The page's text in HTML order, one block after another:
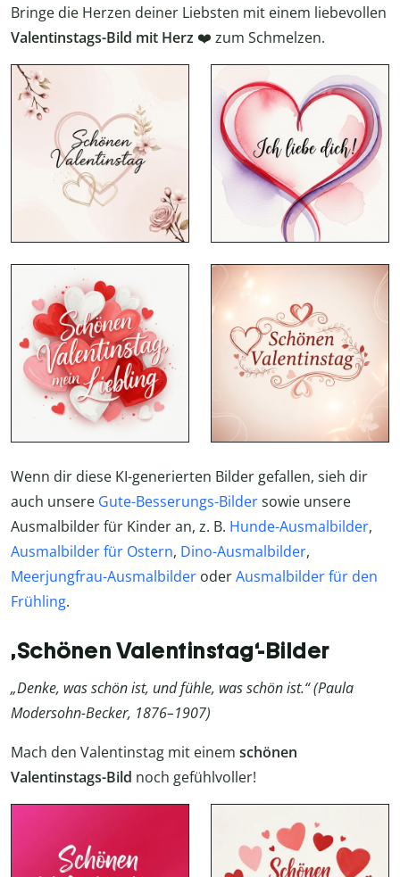
Bringe die Herzen deiner Liebsten mit einem liebevollen
Valentinstags-Bild mit Herz ❤️ zum Schmelzen.
Wenn dir diese KI-generierten Bilder gefallen, sieh dir
auch unsere Gute-Besserungs-Bildersowie unsere
Ausmalbilder für Kinder an, z. B. Hunde-Ausmalbilder,
Ausmalbilder für Ostern, Dino-Ausmalbilder,
Meerjungfrau-Ausmalbilder oderAusmalbilder für den
Frühling.
‚Schönen Valentinstag‘-Bilder
„Denke, was schön ist, und fühle, was schön ist.“ (Paula
Modersohn-Becker, 1876–1907)
Mach den Valentinstag mit einem schönen
Valentinstags-Bild noch gefühlvoller!